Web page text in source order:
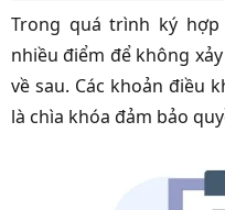
Trong quá trình ký
nhiều điểm để không
về sau. Các khoản điều
là chìa khóa đảm bảo